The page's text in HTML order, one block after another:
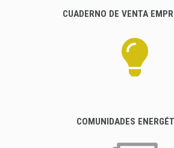
CUADERNO DE VENTA
COMUNIDADES